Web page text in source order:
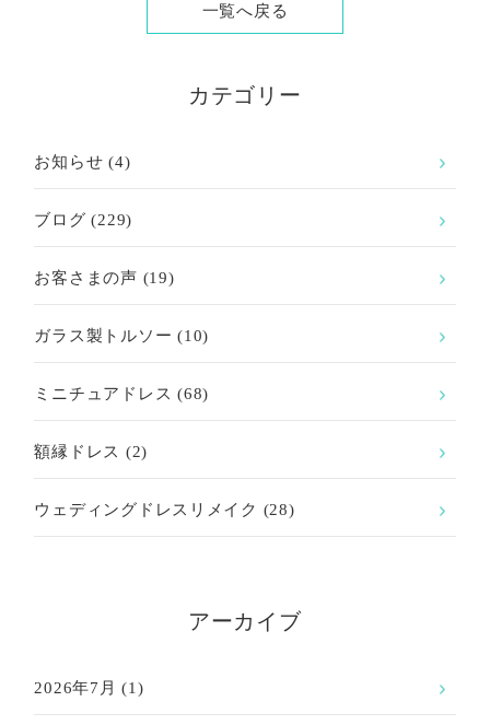
一覧へ戻る
カテゴリー
お知らせ (4)
ブログ (229)
お客さまの声 (19)
ガラス製トルソー (10)
ミニチュアドレス (68)
額縁ドレス (2)
ウェディングドレスリメイク (28)
アーカイブ
2026年7月 (1)